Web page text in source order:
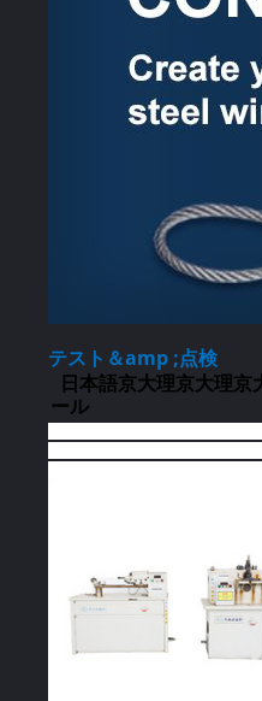
テスト＆amp ;点検
日本語京大理京大理京
ール